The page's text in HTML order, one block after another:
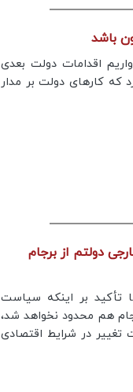
باشد
اقدامات دولت بعدی
کارهای دولت بر مدار
دولتم از برجام
تأکید بر اینکه سیاست
هم محدود نخواهد شد،
تغییر در شرایط اقتصادی